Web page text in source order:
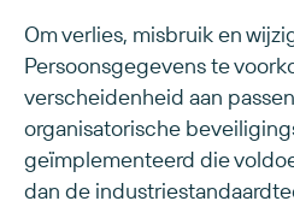
Om verlies, misbruik en
Persoonsgegevens te
verscheidenheid aan
organisatorische
geïmplementeerd die
dan de